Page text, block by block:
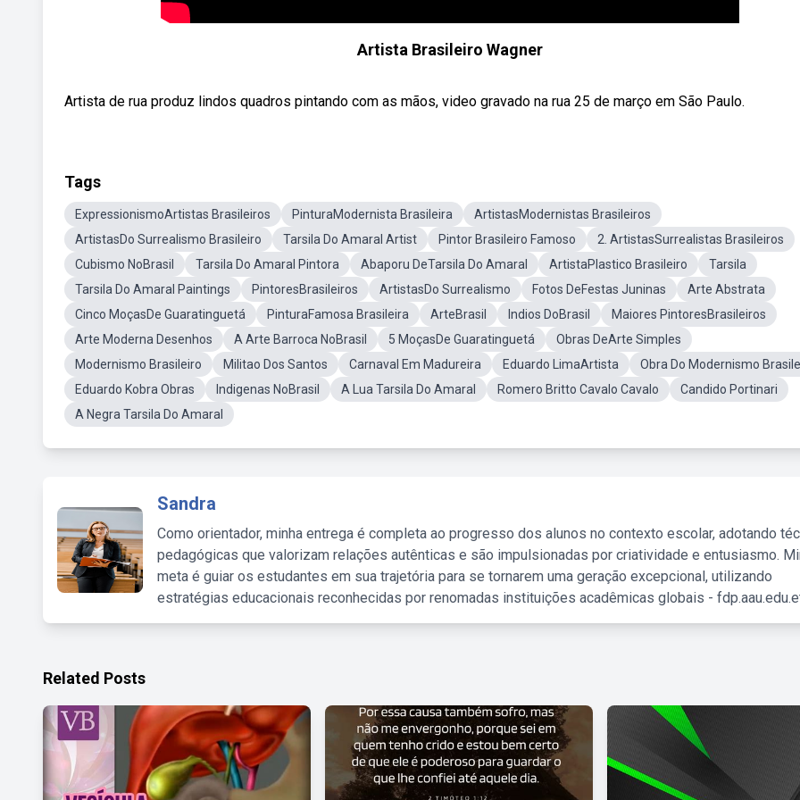
Artista Brasileiro Wagner
Artista de rua produz lindos quadros pintando com as mãos, video gravado na rua 25 de março em São Paulo.
Tags
ExpressionismoArtistas Brasileiros PinturaModernista Brasileira
ArtistasModernistas Brasileiros
ArtistasDo Surrealismo Brasileiro
Tarsila Do Amaral Artist Pintor Brasileiro Famoso
2. ArtistasSurrealistas Brasileiros
Cubismo NoBrasil
Tarsila Do Amaral Pintora Abaporu DeTarsila Do Amaral ArtistaPlastico Brasileiro
Tarsila
Tarsila Do Amaral Paintings
PintoresBrasileiros ArtistasDo Surrealismo Fotos DeFestas Juninas
Arte Abstrata
Cinco MoçasDe Guaratinguetá
PinturaFamosa Brasileira ArteBrasil Indios DoBrasil
Maiores PintoresBrasileiros
Arte Moderna Desenhos
A Arte Barroca NoBrasil 5 MoçasDe Guaratinguetá
Obras DeArte Simples
Modernismo Brasileiro
Militao Dos Santos Carnaval Em Madureira Eduardo LimaArtista
Obra Do Modernismo
Eduardo Kobra Obras
Indigenas NoBrasil A Lua Tarsila Do Amaral Romero Britto Cavalo Cavalo
Candido Portinari
A Negra Tarsila Do Amaral
Sandra
Como orientador, minha entrega é completa ao progresso dos alunos no contexto escolar, adotando
pedagógicas que valorizam relações autênticas e são impulsionadas por criatividade e entusiasmo.
meta é guiar os estudantes em sua trajetória para se tornarem uma geração excepcional, utilizando
estratégias educacionais reconhecidas por renomadas instituições acadêmicas globais -
Related Posts